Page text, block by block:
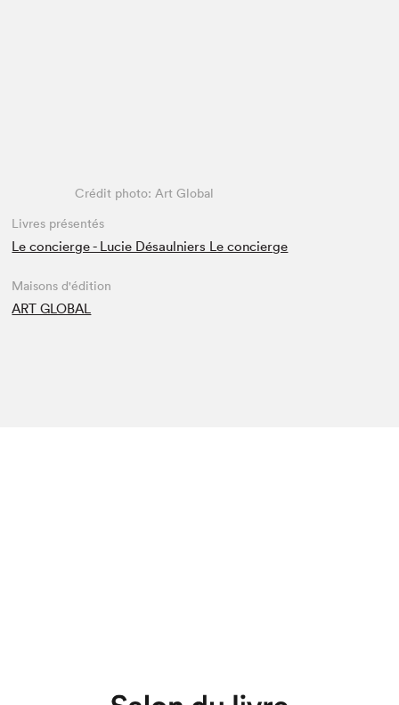
Crédit photo: Art Global
Livres présentés
Le concierge - Lucie Désaulniers Le concierge
Maisons d'édition
ART GLOBAL